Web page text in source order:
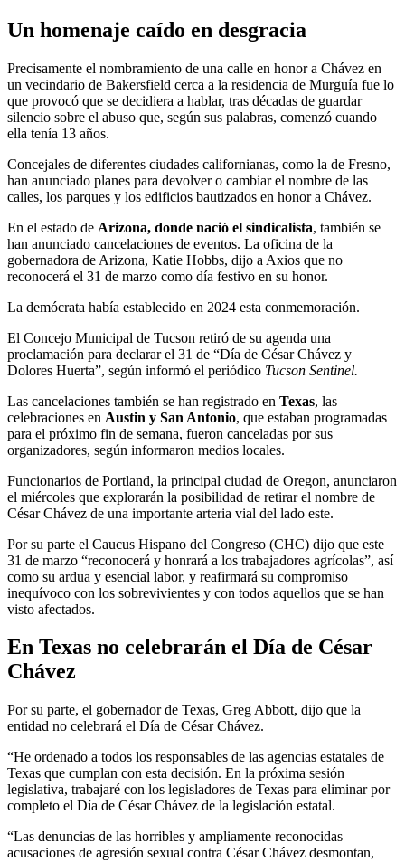
Un homenaje caído en desgracia
Precisamente el nombramiento de una calle en honor a Chávez en
un vecindario de Bakersfield cerca a la residencia de Murguía fue lo
que provocó que se decidiera a hablar, tras décadas de guardar
silencio sobre el abuso que, según sus palabras, comenzó cuando
ella tenía 13 años.
Concejales de diferentes ciudades californianas, como la de Fresno,
han anunciado planes para devolver o cambiar el nombre de las
calles, los parques y los edificios bautizados en honor a Chávez.
En el estado de Arizona, donde nació el sindicalista, también se
han anunciado cancelaciones de eventos. La oficina de la
gobernadora de Arizona, Katie Hobbs, dijo a Axios que no
reconocerá el 31 de marzo como día festivo en su honor.
La demócrata había establecido en 2024 esta conmemoración.
El Concejo Municipal de Tucson retiró de su agenda una
proclamación para declarar el 31 de “Día de César Chávez y
Dolores Huerta”, según informó el periódico Tucson Sentinel.
Las cancelaciones también se han registrado en Texas, las
celebraciones en Austin y San Antonio, que estaban programadas
para el próximo fin de semana, fueron canceladas por sus
organizadores, según informaron medios locales.
Funcionarios de Portland, la principal ciudad de Oregon, anunciaron
el miércoles que explorarán la posibilidad de retirar el nombre de
César Chávez de una importante arteria vial del lado este.
Por su parte el Caucus Hispano del Congreso (CHC) dijo que este
31 de marzo “reconocerá y honrará a los trabajadores agrícolas”, así
como su ardua y esencial labor, y reafirmará su compromiso
inequívoco con los sobrevivientes y con todos aquellos que se han
visto afectados.
En Texas no celebrarán el Día de César
Chávez
Por su parte, el gobernador de Texas, Greg Abbott, dijo que la
entidad no celebrará el Día de César Chávez.
“He ordenado a todos los responsables de las agencias estatales de
Texas que cumplan con esta decisión. En la próxima sesión
legislativa, trabajaré con los legisladores de Texas para eliminar por
completo el Día de César Chávez de la legislación estatal.
“Las denuncias de las horribles y ampliamente reconocidas
acusaciones de agresión sexual contra César Chávez desmontan,